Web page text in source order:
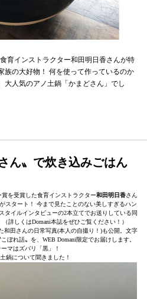
育インストラクター和田明日香さんが特
族の大好物！ 何を使って作っているのか
大人気のアノ土鍋「かまどさん」でし
ん〟で炊き込みごはん
を受賞した食育インストラクター和田明日香さん
スタート！ 今まで見たことのない美しすぎるハン
タイルインタビューの2本立てでお送りしている同
詳しくはDomani本誌をぜひご覧ください！）
和田さんの日常写真(本人の自撮り！)も公開。文字
ぼれ話〟を、WEB Domani限定でお届けします。
マはズバリ「黒」！
鍋について聞きました！